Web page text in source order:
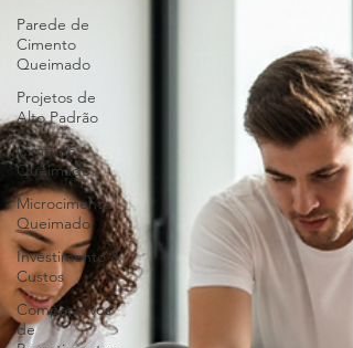
Parede de
Cimento
Queimado
Projetos de
Alto Padrão
Cimento
Queimado
Microcimento
Queimado
Investimento &
Custos
Comparativos
de